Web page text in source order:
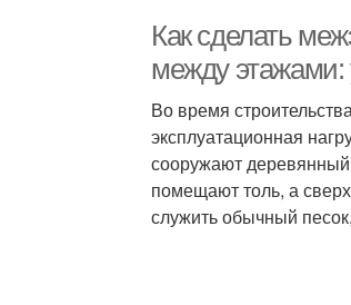
Как сделать
между этажами:
Во время
эксплуатационная
сооружают
помещают толь, а
служить обычный